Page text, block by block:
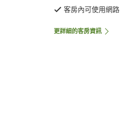
客房內可使用網路
更詳細的客房資訊